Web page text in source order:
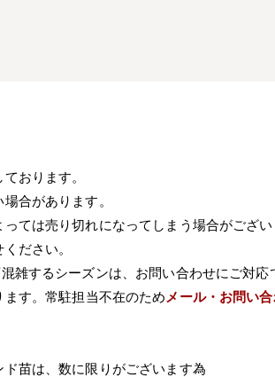
おります。
合があります。
ては売り切れになってしまう場合がござい
ださい。
雑するシーズンは、お問い合わせにご対応
す。常駐担当不在のため メール・お問い
苗は、数に限りがございます為